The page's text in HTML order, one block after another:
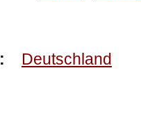
: Deutschland